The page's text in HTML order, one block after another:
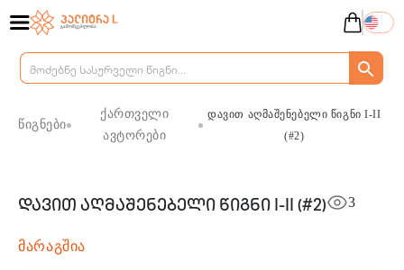
წიგნები
ქართველი
ავტორები
დავით აღმაშენებელი წიგნი I-II
(#2)
დავით აღმაშენებელი წიგნი I-II (#2) 3
მარაგშია